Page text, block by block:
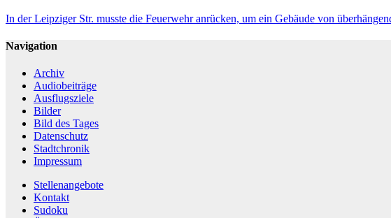
In der Leipziger Str. musste die Feuerwehr anrücken, um ein Gebäude von
Navigation
Archiv
Audiobeiträge
Ausflugsziele
Bilder
Bild des Tages
Datenschutz
Stadtchronik
Impressum
Stellenangebote
Kontakt
Sudoku